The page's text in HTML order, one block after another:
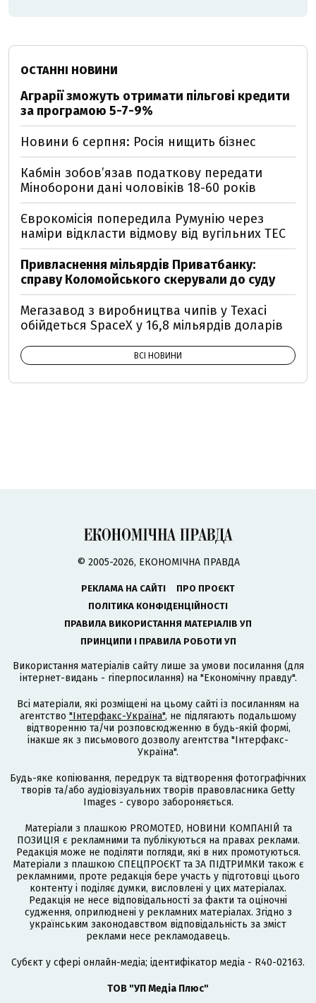
ОСТАННІ НОВИНИ
Аграрії зможуть отримати пільгові кредити
за програмою 5-7-9%
Новини 6 серпня: Росія нищить бізнес
Кабмін зобовʼязав податкову передати
Міноборони дані чоловіків 18-60 років
Єврокомісія попередила Румунію через
наміри відкласти відмову від вугільних ТЕС
Привласнення мільярдів Приватбанку:
справу Коломойського скерували до суду
Мегазавод з виробництва чипів у Техасі
обійдеться SpaceX у 16,8 мільярдів доларів
ВСІ НОВИНИ
© 2005-2026, ЕКОНОМІЧНА ПРАВДА
РЕКЛАМА НА САЙТІ
ПРО ПРОЄКТ
ПОЛІТИКА КОНФІДЕНЦІЙНОСТІ
ПРАВИЛА ВИКОРИСТАННЯ МАТЕРІАЛІВ УП
ПРИНЦИПИ І ПРАВИЛА РОБОТИ УП
Використання матеріалів сайту лише за умови посилання (для
інтернет-видань - гіперпосилання) на "Економічну правду".
Всі матеріали, які розміщені на цьому сайті із посиланням на
агентство "Інтерфакс-Україна", не підлягають подальшому
відтворенню та/чи розповсюдженню в будь-якій формі,
інакше як з письмового дозволу агентства "Інтерфакс-
Україна".
Будь-яке копіювання, передрук та відтворення фотографічних
творів та/або аудіовізуальних творів правовласника Getty
Images - суворо забороняється.
Матеріали з плашкою PROMOTED, НОВИНИ КОМПАНІЙ та
ПОЗИЦІЯ є рекламними та публікуються на правах реклами.
Редакція може не поділяти погляди, які в них промотуються.
Матеріали з плашкою СПЕЦПРОЄКТ та ЗА ПІДТРИМКИ також є
рекламними, проте редакція бере участь у підготовці цього
контенту і поділяє думки, висловлені у цих матеріалах.
Редакція не несе відповідальності за факти та оціночні
судження, оприлюднені у рекламних матеріалах. Згідно з
українським законодавством відповідальність за зміст
реклами несе рекламодавець.
Cубєкт у сфері онлайн-медіа; ідентифікатор медіа - R40-02163.
ТОВ "УП Медіа Плюс"